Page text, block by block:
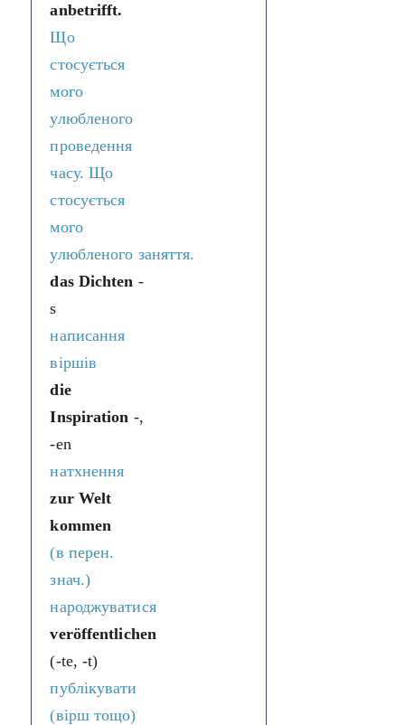
anbetrifft.
Що
стосується
мого
улюбленого
проведення
часу. Що
стосується
мого
улюбленого заняття.
das Dichten -
s
написання
віршів
die
Inspiration -,
-en
натхнення
zur Welt
kommen
(в перен.
знач.)
народжуватися
veröffentlichen
(-te, -t)
публікувати
(вірш тощо)